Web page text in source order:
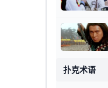
扑克术语